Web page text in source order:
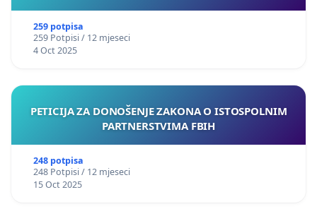
259 potpisa
259 Potpisi / 12 mjeseci
4 Oct 2025
PETICIJA ZA DONOŠENJE ZAKONA O ISTOSPOLNIM
PARTNERSTVIMA FBIH
248 potpisa
248 Potpisi / 12 mjeseci
15 Oct 2025